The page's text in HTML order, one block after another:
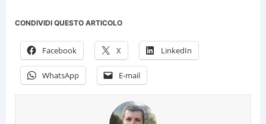
CONDIVIDI QUESTO ARTICOLO
Facebook X LinkedIn
WhatsApp E-mail